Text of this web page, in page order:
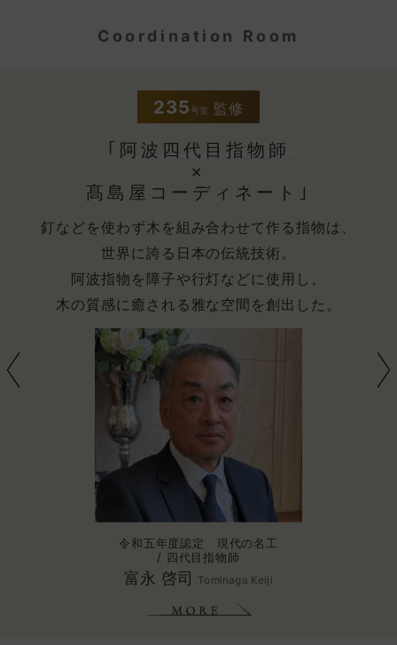
Coordination Room
109
｢京町屋の匠
髙島屋コーディネート｣
京都の町家は、自然を遮断するのではな
自然環境の中でそれを取り入れて、四季折々
京町家のそんな伝統を重んじ機能的な住ま
風情を両立させる。
坂田建築研究所 代表
/ 一級建築士
坂田 基禎Sakata Motonori